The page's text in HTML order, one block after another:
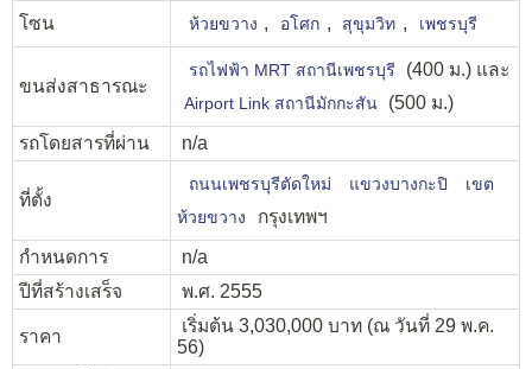
โซน
ห้วยขวาง , อโศก , สุขุมวิท , เพชรบุรี
ขนส่งสาธารณะ
รถไฟฟ้า MRT สถานีเพชรบุรี (400 ม.) และ
Airport Link สถานีมักกะสัน
(500 ม.)
รถโดยสารที่ผ่าน
n/a
ที่ตั้ง
ถนนเพชรบุรีตัดใหม่ แขวงบางกะปิ
เขต
ห้วยขวาง
กรุงเทพฯ
กำหนดการ
n/a
ปีที่สร้างเสร็จ
พ.ศ. 2555
ราคา
เริ่มต้น 3,030,000 บาท (ณ วันที่ 29 พ.ค.
56)